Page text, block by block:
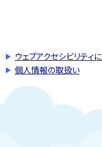
ウェブアクセシビリティ
個人情報の取扱い